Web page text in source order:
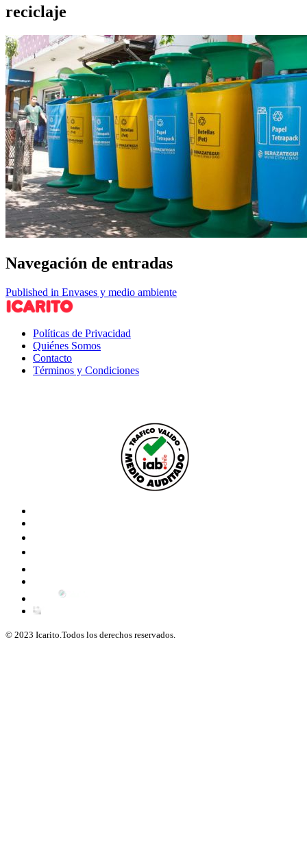
reciclaje
Navegación de entradas
Published in Envases y medio ambiente
Políticas de Privacidad
Quiénes Somos
Contacto
Términos y Condiciones
© 2023 Icarito.Todos los derechos reservados.